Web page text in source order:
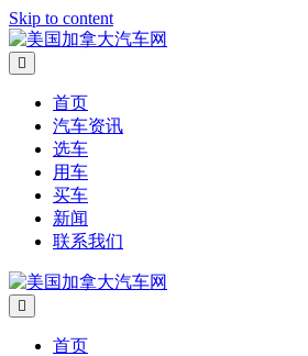
Skip to content
首页
汽车资讯
选车
用车
买车
新闻
联系我们
首页